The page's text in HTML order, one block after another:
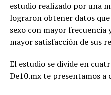
estudio realizado por una
lograron obtener datos
sexo con mayor frecuencia
mayor satisfacción de sus
El estudio se divide en
De10.mx te presentamos a